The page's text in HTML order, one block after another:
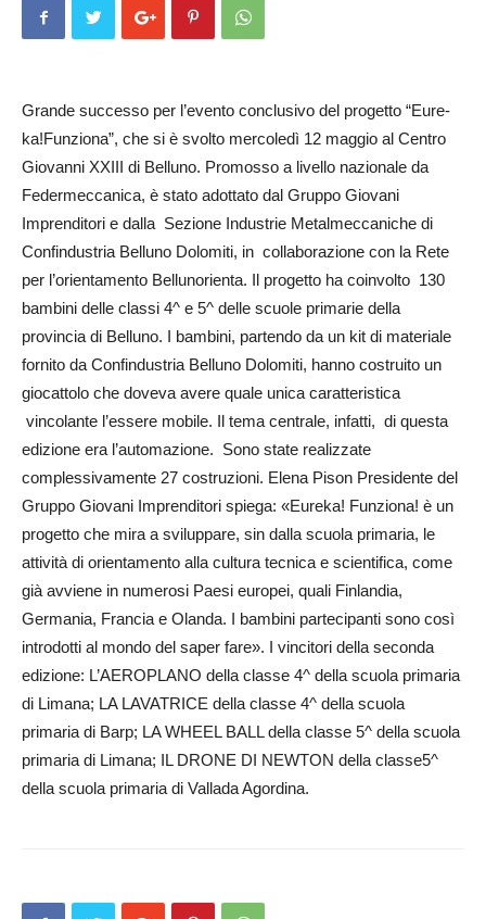
Grande successo per l’evento conclusivo del progetto “Eure­
ka!Funziona”, che si è svolto mercoledì 12 maggio al Centro
Gio­van­ni XXIII di Belluno. Promosso a livello nazionale da
Federmec­cani­ca, è stato adottato dal Grup­po Giovani
Imprenditori e dalla Sezione Industrie Metalmeccani­che di
Confindustria Belluno Dolo­miti, in collaborazione con la Rete
per l’orientamento Bellunorienta. Il progetto ha coinvolto 130
bambini delle classi 4^ e 5^ delle scuole primarie della
provincia di Belluno. I bambini, partendo da un kit di materiale
fornito da Confindustria Belluno Dolomiti, hanno costruito un
giocattolo che doveva avere quale unica caratteristica
vincolante l’essere mobile. Il tema centrale, infatti, di questa
edizione era l’automazione. Sono state realizzate
complessivamente 27 costruzioni. Elena Pison Presidente del
Gruppo Giovani Imprenditori spiega: «Eureka! Funziona! è un
progetto che mira a sviluppare, sin dalla scuola primaria, le
attività di orientamento alla cultura tecnica e scientifica, come
già avviene in numerosi Paesi europei, quali Finlandia,
Germania, Francia e Olanda. I bambini partecipanti sono così
introdotti al mondo del saper fare». I vincitori della seconda
edizione: L’AEROPLANO della classe 4^ della scuola primaria
di Limana; LA LAVATRICE della classe 4^ della scuola
primaria di Barp; LA WHEEL BALL della classe 5^ della scuola
primaria di Limana; IL DRONE DI NEWTON della classe5^
della scuola primaria di Vallada Agordina.